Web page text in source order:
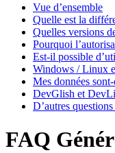
Vue d’ensemble
Quelle est la
Quelles versions
Pourquoi
Est-il possible
Windows / Linux
Mes données
DevGlish et
D’autres questions
FAQ